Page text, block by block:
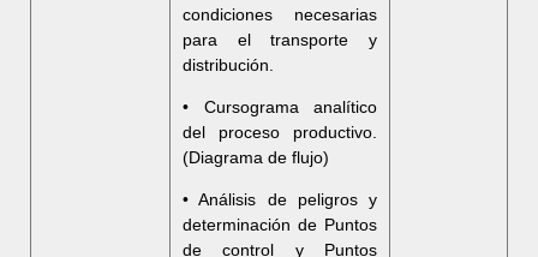
condiciones necesarias
para el transporte y
distribución.
• Cursograma analítico
del proceso productivo.
(Diagrama de flujo)
• Análisis de peligros y
determinación de Puntos
de control y Puntos